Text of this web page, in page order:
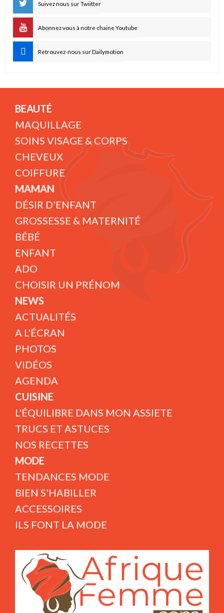
Suivez nous sur Twiitter
Abonnez vous à notre chaine Youtube
Retrouvez-nous sur Dailymotion
BEAUTÉ
MAQUILLAGE
SOINS VISAGE & CORPS
CHEVEUX
COIFFURE
MAMAN
DÉSIR D'ENFANT
GROSSESSE & MATERNITÉ
BÉBÉ
ENFANT
ADO
CHOISIR UN PRÉNOM
NEWS
ACTUALITÉS
A L'ÉCRAN
PHOTOS
VIDÉOS
AGENDA
CUISINE
L'ÉQUILIBRE DANS MON ASSIETE
TRUCS ET ASTUCES
NOS RECETTES
MODE
TENDANCES MODE
BIEN S'HABILLER
ACCESSOIRES
ILS FONT LA MODE